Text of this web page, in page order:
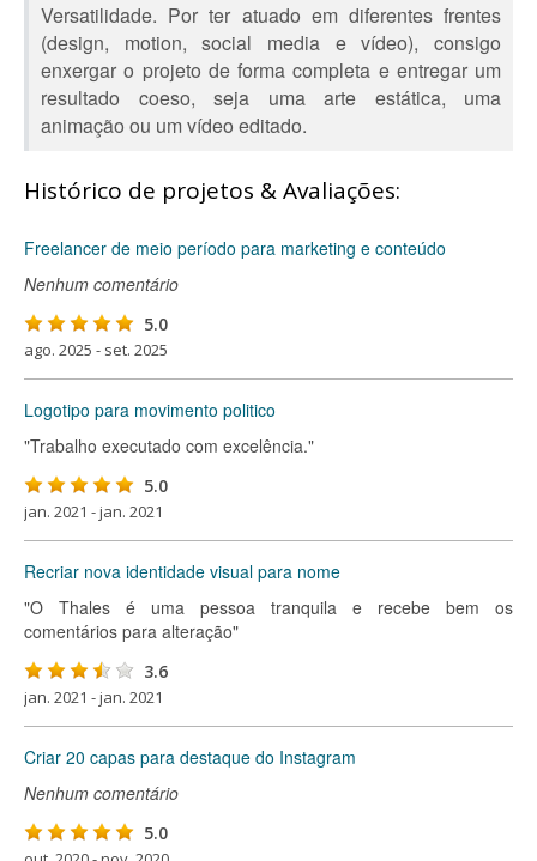
Versatilidade. Por ter atuado em diferentes frentes
(design, motion, social media e vídeo), consigo
enxergar o projeto de forma completa e entregar um
resultado coeso, seja uma arte estática, uma
animação ou um vídeo editado.
Histórico de projetos & Avaliações:
Freelancer de meio período para marketing e conteúdo
Nenhum comentário
5.0
ago. 2025 - set. 2025
Logotipo para movimento politico
"Trabalho executado com excelência."
5.0
jan. 2021 - jan. 2021
Recriar nova identidade visual para nome
"O Thales é uma pessoa tranquila e recebe bem os
comentários para alteração"
3.6
jan. 2021 - jan. 2021
Criar 20 capas para destaque do Instagram
Nenhum comentário
5.0